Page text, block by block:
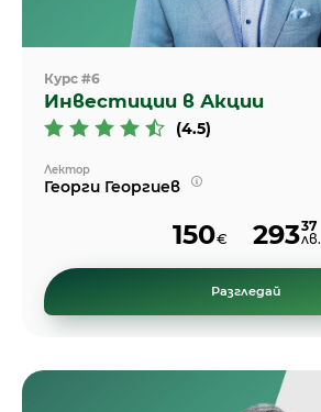
Курс #6
Инвестиции в Акции
(4.5)
Лектор
Георги Георгиев
Разгледай
29337
лв.
150€